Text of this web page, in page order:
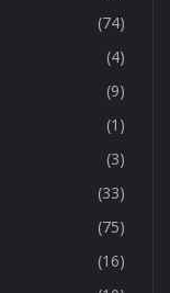
(74)
(4)
(9)
(1)
(3)
(33)
(75)
(16)